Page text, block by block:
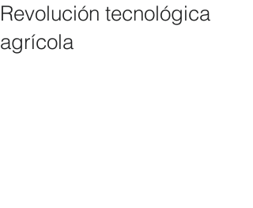
Revolución tecnológica
agrícola